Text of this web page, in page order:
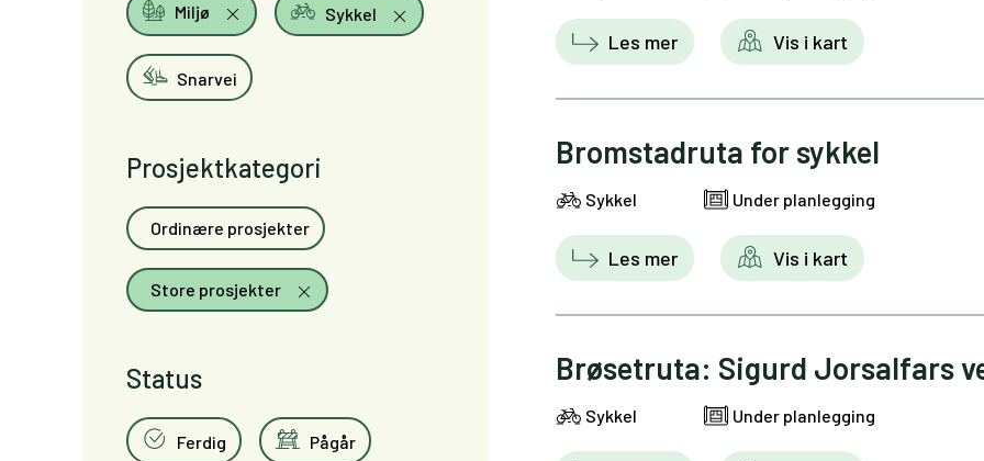
Miljø Sykkel
Snarvei
Prosjektkategori
Ordinære prosjekter
Store prosjekter
Status
Ferdig Pågår
Les mer Vis i kart
Bromstadruta for sykkel
Sykkel Under planlegging
Les mer Vis i kart
Brøsetruta: Sigurd Jorsalfars
Sykkel Under planlegging